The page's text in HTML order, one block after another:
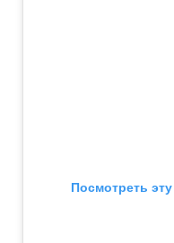
Посмотреть